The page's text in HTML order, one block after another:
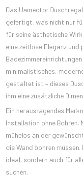
Das Uamector
gefertigt, was nicht nur
für seine ästhetische
eine zeitlose Eleganz
minimalistisches,
gestaltet ist – dieses
ihm eine zusätzliche
Ein herausragendes
Installation ohne Bohren.
mühelos an der
die Wand bohren
ideal, sondern auch für
suchen.